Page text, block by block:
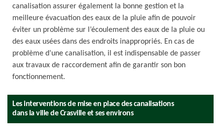
canalisation assurer également la bonne gestion et la
meilleure évacuation des eaux de la pluie afin de pouvoir
éviter un problème sur l’écoulement des eaux de la pluie ou
des eaux usées dans des endroits inappropriés. En cas de
problème d’une canalisation, il est indispensable de passer
aux travaux de raccordement afin de garantir son bon
fonctionnement.
Les interventions de mise en place des canalisations
dans la ville de Crasville et ses environs